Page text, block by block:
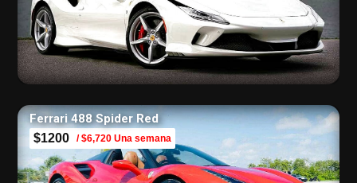
Ferrari 488 Spider Red
$1200 / $6,720 Una semana